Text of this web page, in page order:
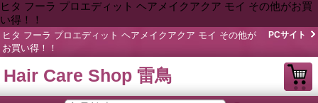
ヒタ フーラ プロエディット ヘアメイクアクア モイ その他がお買
い得！！
ヒタ フーラ プロエディット ヘアメイクアクア モイ その他が
お買い得！！
PCサイト
Hair Care Shop 雷鳥